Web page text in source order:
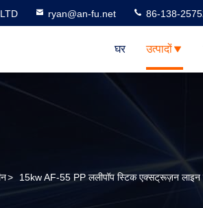
ryan@an-fu.net 86-138-
घर उत्पादों
> 15kw AF-55 PP ललीपॉप स्टिक एक्सट्रूज़न लाइन